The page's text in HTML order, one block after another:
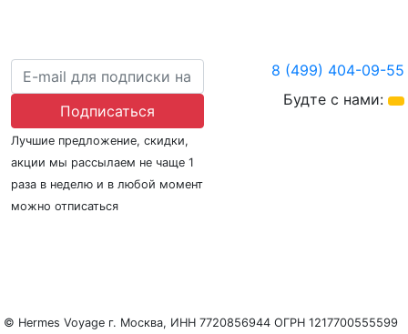
© Hermes Voyage г. Москва, ИНН 7720856944 ОГРН 1217700555599
Подписаться
Лучшие предложение, скидки,
акции мы рассылаем не чаще 1
раза в неделю и в любой момент
можно отписаться
8 (499) 404-09-55
Будте с нами: